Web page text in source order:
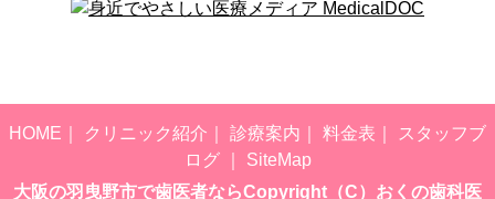
HOME クリニック紹介 診療案内 料金表
スタッフブ
ログ
SiteMap
大阪の羽曳野市で歯医者ならCopyright（C）おくの歯科医